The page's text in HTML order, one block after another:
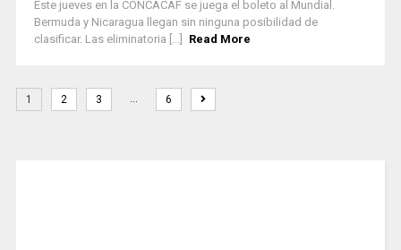
Este jueves en la CONCACAF se juega el boleto al Mundial.
Bermuda y Nicaragua llegan sin ninguna posibilidad de
clasificar. Las eliminatoria [...]
Read More
1 2 3 … 6